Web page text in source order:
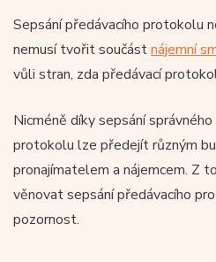
Sepsání předávacího protokolu
nemusí tvořit součástnájemní
vůli stran, zda předávací
Nicméně díky sepsání
protokolu lze předejít různým
pronajímatelem a nájemcem. Z
věnovat sepsání předávacího
pozornost.